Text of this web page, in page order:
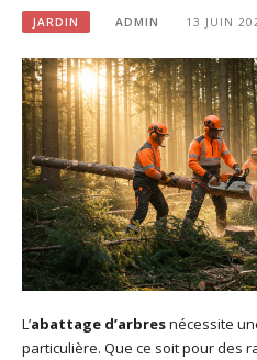
JARDIN ADMIN 13 JUIN
L’abattage d’arbresnécessite
particulière. Que ce soit pour des